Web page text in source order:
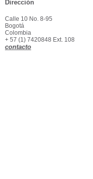
Dirección
Calle 10 No. 8-95
Bogotá
Colombia
+ 57 (1) 7420848 Ext. 108
contacto